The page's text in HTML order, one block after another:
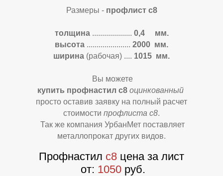
Л
Размеры - профлист с8
толщина .................... 0,4 мм.
высота ...................... 2000 мм.
ширина (рабочая) .... 1015 мм.
Вы можете
купить профнастил с8 оцинкованный
просто оставив заявку на полный расчет
стоимости профлиста с8.
Так же компания УрбанМет поставляет
металлопрокат других видов.
Профнастил с8 цена за лист
от: 1050 руб.
Л